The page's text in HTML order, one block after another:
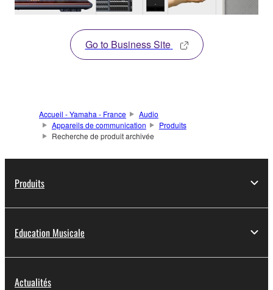
Go to Business Site
Accueil - Yamaha - France
Audio
Appareils de communication
Produits
Recherche de produit archivée
Produits
Education Musicale
Actualités